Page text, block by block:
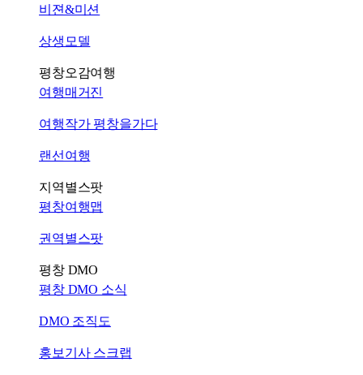
비젼&미션
상생모델
평창오감여행
여행매거진
여행작가 평창을가다
랜선여행
지역별스팟
평창여행맵
권역별스팟
평창 DMO
평창 DMO 소식
DMO 조직도
홍보기사 스크랩